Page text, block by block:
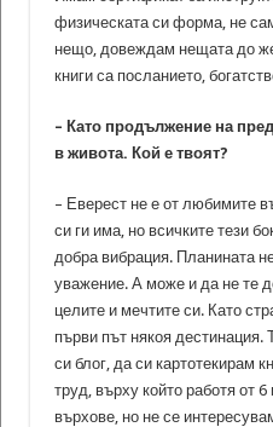
физическата си форма, не
нещо, довеждам нещата до
книги са посланието,
– Като продължение на
в живота. Кой е твоят?
– Еверест не е от любимите
си ги има, но всичките тези
добра вибрация. Планината
уважение. А може и да не те
целите и мечтите си. Като
първи път някоя
си блог, да си картотекирам
труд, върху който работя от
върхове, но не се